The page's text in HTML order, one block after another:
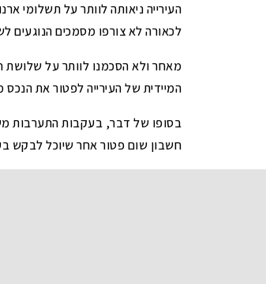
לכאורה לא צורפו מסמכים הנוגעים
מאחר ולא הסכמנו לוותר על שלושת
המיידית של העירייה לפטור את
בסופו של דבר, בעקבות התערבות
חשבון שום פטור אחר שיוכל לבקש